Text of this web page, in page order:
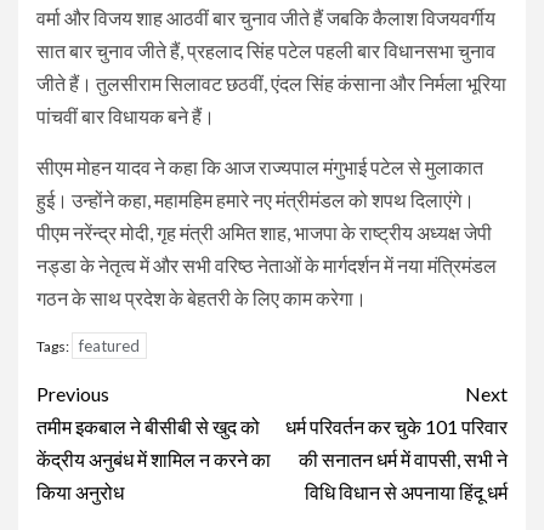
वर्मा और विजय शाह आठवीं बार चुनाव जीते हैं जबकि कैलाश विजयवर्गीय
सात बार चुनाव जीते हैं, प्रहलाद सिंह पटेल पहली बार विधानसभा चुनाव
जीते हैं। तुलसीराम सिलावट छठवीं, एंदल सिंह कंसाना और निर्मला भूरिया
पांचवीं बार विधायक बने हैं।
सीएम मोहन यादव ने कहा कि आज राज्यपाल मंगुभाई पटेल से मुलाकात
हुई। उन्होंने कहा, महामहिम हमारे नए मंत्रीमंडल को शपथ दिलाएंगे।
पीएम नरेंन्द्र मोदी, गृह मंत्री अमित शाह, भाजपा के राष्ट्रीय अध्यक्ष जेपी
नड्डा के नेतृत्व में और सभी वरिष्ठ नेताओं के मार्गदर्शन में नया मंत्रिमंडल
गठन के साथ प्रदेश के बेहतरी के लिए काम करेगा।
Tags: featured
Continue
Reading
Previous
तमीम इकबाल ने बीसीबी से खुद को
केंद्रीय अनुबंध में शामिल न करने का
किया अनुरोध
Next
धर्म परिवर्तन कर चुके 101 परिवार
की सनातन धर्म में वापसी, सभी ने
विधि विधान से अपनाया हिंदू धर्म